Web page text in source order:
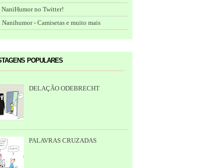
NaniHumor no Twitter!
- Camisetas e muito mais
populares
DELAÇÃO ODEBRECHT
PALAVRAS CRUZADAS